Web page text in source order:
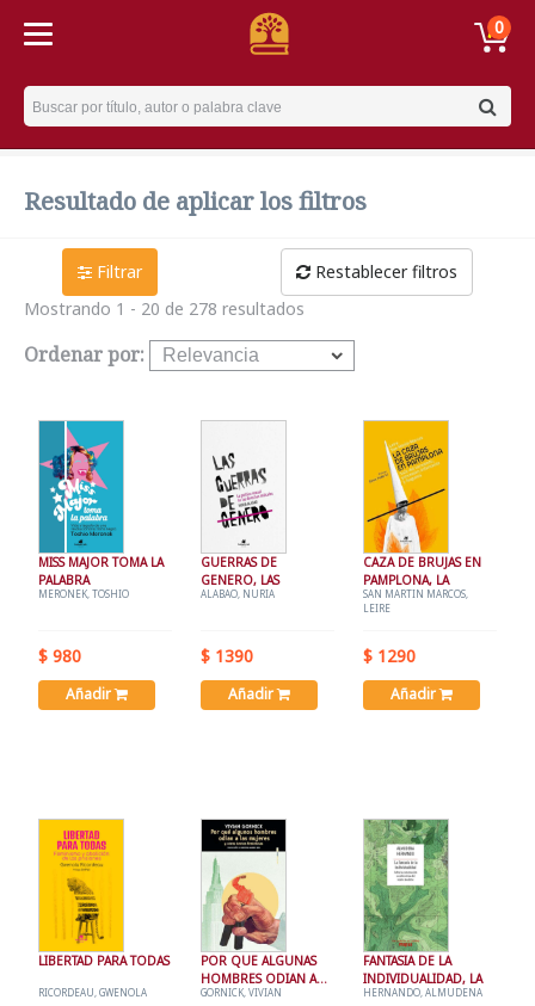
0
Username
Resultado de aplicar los filtros
Filtrar
Restablecer filtros
Mostrando 1 - 20 de 278 resultados
Ordenar por:
MISS MAJOR TOMA LA
PALABRA
MERONEK, TOSHIO
$ 980
Añadir
GUERRAS DE
GENERO, LAS
ALABAO, NURIA
$ 1390
Añadir
CAZA DE BRUJAS EN
PAMPLONA, LA
SAN MARTIN MARCOS,
LEIRE
$ 1290
Añadir
LIBERTAD PARA TODAS
RICORDEAU, GWENOLA
POR QUE ALGUNAS
HOMBRES ODIAN A
LAS MUJERES
GORNICK, VIVIAN
FANTASIA DE LA
INDIVIDUALIDAD, LA
HERNANDO, ALMUDENA